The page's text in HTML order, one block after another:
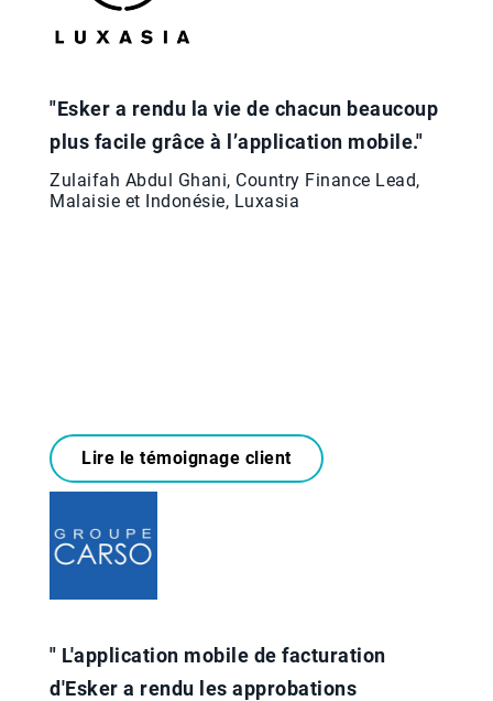
"Esker a rendu la vie de chacun beaucoup
plus facile grâce à l’application mobile."
Zulaifah Abdul Ghani, Country Finance Lead,
Malaisie et Indonésie, Luxasia
Lire le témoignage client
" L'application mobile de facturation
d'Esker a rendu les approbations